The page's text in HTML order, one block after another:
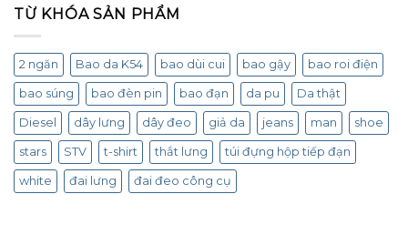
TỪ KHÓA SẢN PHẨM
2 ngăn Bao da K54 bao dùi cui bao gậy bao roi điện
bao súng bao đèn pin bao đạn da pu Da thật
Diesel dây lưng dây đeo giả da jeans man shoe
stars STV t-shirt thắt lưng túi đựng hộp tiếp đạn
white đai lưng đai đeo công cụ